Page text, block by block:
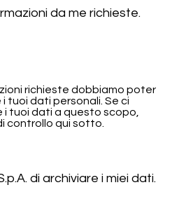
da me richieste.
richieste dobbiamo poter
tuoi dati personali. Se ci
i tuoi dati a questo scopo,
controllo qui sotto.
di archiviare i miei dati.